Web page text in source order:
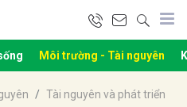
Môi trường - Tài nguyên
Tài nguyên và phát triển